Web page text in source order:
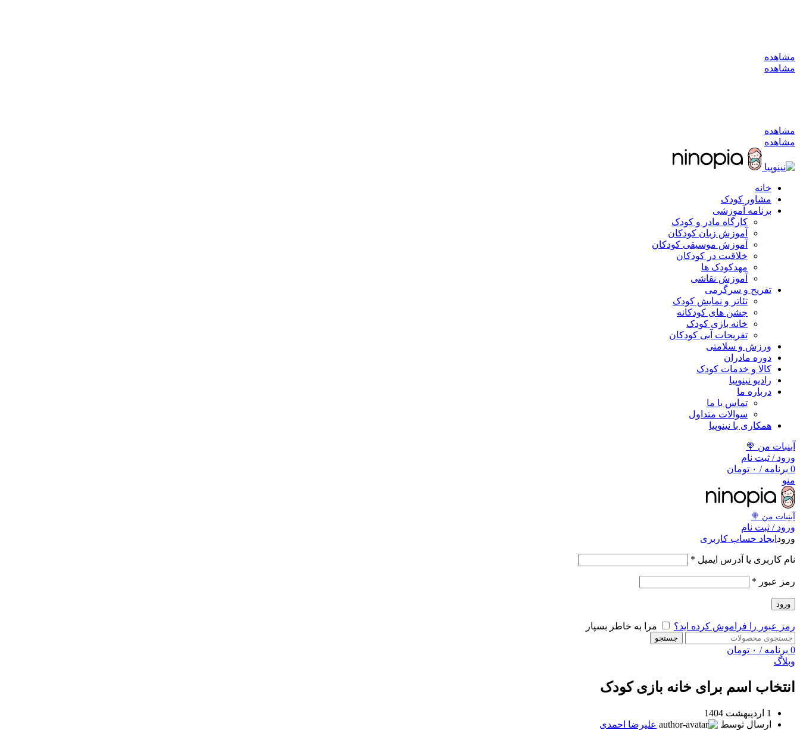
مشاهده
مشاهده
مشاهده
مشاهده
خانه
مشاور کودک
برنامه آموزشی
کارگاه مادر و کودک
آموزش زبان کودکان
آموزش موسیقی کودکان
خلاقیت در کودکان
مهد‌کودک ها
آموزش نقاشی
تفریح و سرگرمی
تئاتر و نمایش کودک
جشن های کودکانه
خانه بازی کودک
تفریحات آبی کودکان
ورزش و سلامتی
دوره مادران
کالا و خدمات کودک
رادیو نینوپیا
درباره ما
تماس با ما
سوالات متداول
همکاری با نینوپیا
آبنبات من 🍭
ورود / ثبت نام
0 برنامه / ۰ تومان
منو
آبنبات‌ من 🍭
ورود / ثبت نام
ورود ایجاد حساب کاربری
نام کاربری یا آدرس ایمیل *
رمز عبور *
ورود
رمز عبور را فراموش کرده اید؟ مرا به خاطر بسپار
جستجو
0 برنامه / ۰ تومان
وبلاگ
انتخاب اسم برای خانه بازی کودک
1 اردیبهشت 1404
ارسال توسط
علیرضا احمدی